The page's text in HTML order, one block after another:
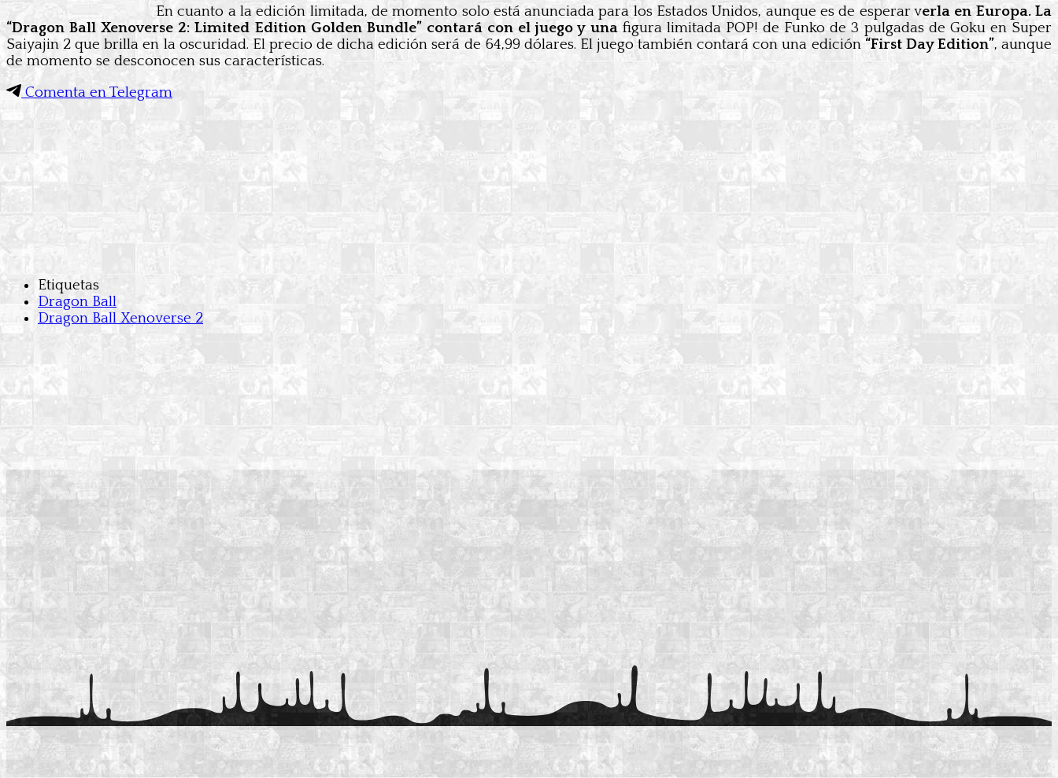
En cuanto a la edición limitada, de momento solo está anunciada para los Estados Unidos, aunque es de esperar verla en Europa. La
“Dragon Ball Xenoverse 2: Limited Edition Golden Bundle” contará con el juego y unafigura limitada POP! de Funko de 3 pulgadas de Goku en Super
Saiyajin 2 que brilla en la oscuridad. El precio de dicha edición será de 64,99 dólares. El juego también contará con una edición “First Day Edition”, aunque
de momento se desconocen sus características.
Comenta en Telegram
Etiquetas
Dragon Ball
Dragon Ball Xenoverse 2